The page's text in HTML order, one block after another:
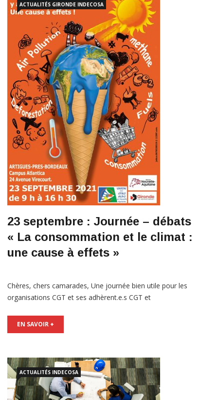
23 septembre : Journée – débats
« La consommation et le climat :
une cause à effets »
ACTUALITÉS GIRONDE INDECOSA
Chères, chers camarades, Une journée bien utile pour les
organisations CGT et ses adhèrent.e.s CGT et
EN SAVOIR +
ACTUALITÉS INDECOSA